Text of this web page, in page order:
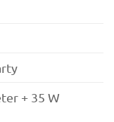
+ 35 W